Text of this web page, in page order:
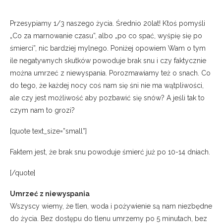
Przesypiamy 1/3 naszego życia. Średnio 20lat! Ktoś pomyśli
„Co za marnowanie czasu”, albo „po co spać, wyśpię się po
śmierci”, nic bardziej mylnego. Poniżej opowiem Wam o tym
ile negatywnych skutków powoduje brak snu i czy faktycznie
można umrzeć z niewyspania. Porozmawiamy też o snach. Co
do tego, że każdej nocy coś nam się śni nie ma wątpliwości,
ale czy jest możliwość aby pozbawić się snów? A jeśli tak to
czym nam to grozi?
[quote text_size=”small”]
Faktem jest, że brak snu powoduje śmierć już po 10-14 dniach.
[/quote]
Umrzeć z niewyspania
Wszyscy wiemy, że tlen, woda i pożywienie są nam niezbędne
do życia. Bez dostępu do tlenu umrzemy po 5 minutach, bez